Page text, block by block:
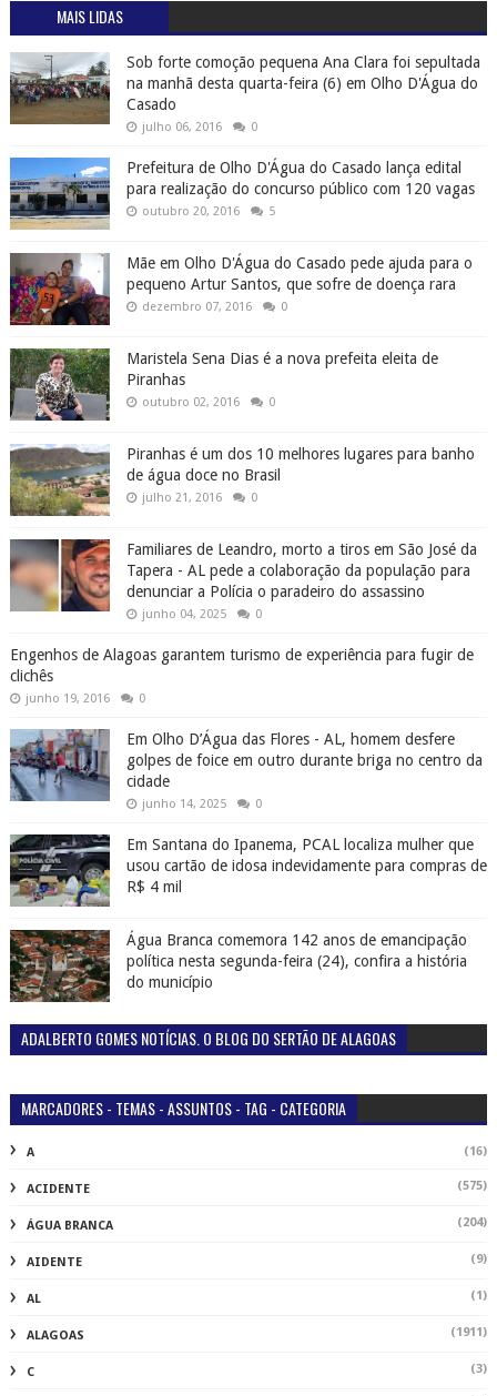
MAIS LIDAS
Sob forte comoção pequena Ana Clara foi sepultada
na manhã desta quarta-feira (6) em Olho D'Água do
Casado
julho 06, 2016 0
Prefeitura de Olho D'Água do Casado lança edital
para realização do concurso público com 120 vagas
outubro 20, 2016 5
Mãe em Olho D'Água do Casado pede ajuda para o
pequeno Artur Santos, que sofre de doença rara
dezembro 07, 2016 0
Maristela Sena Dias é a nova prefeita eleita de
Piranhas
outubro 02, 2016 0
Piranhas é um dos 10 melhores lugares para banho
de água doce no Brasil
julho 21, 2016 0
Familiares de Leandro, morto a tiros em São José da
Tapera - AL pede a colaboração da população para
denunciar a Polícia o paradeiro do assassino
junho 04, 2025 0
Engenhos de Alagoas garantem turismo de experiência para fugir de
clichês
junho 19, 2016 0
Em Olho D’Água das Flores - AL, homem desfere
golpes de foice em outro durante briga no centro da
cidade
junho 14, 2025 0
Em Santana do Ipanema, PCAL localiza mulher que
usou cartão de idosa indevidamente para compras de
R$ 4 mil
Água Branca comemora 142 anos de emancipação
política nesta segunda-feira (24), confira a história
do município
ADALBERTO GOMES NOTÍCIAS. O BLOG DO SERTÃO DE ALAGOAS
MARCADORES - TEMAS - ASSUNTOS - TAG - CATEGORIA
A (16)
ACIDENTE (575)
ÁGUA BRANCA (204)
AIDENTE (9)
AL (1)
ALAGOAS (1911)
C (3)